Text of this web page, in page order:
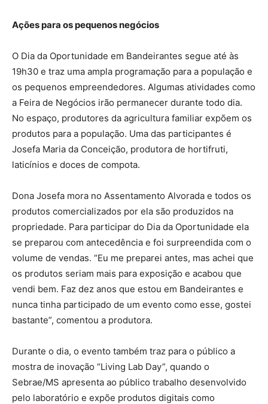
Ações para os pequenos negócios
O Dia da Oportunidade em Bandeirantes segue até às
19h30 e traz uma ampla programação para a população e
os pequenos empreendedores. Algumas atividades como
a Feira de Negócios irão permanecer durante todo dia.
No espaço, produtores da agricultura familiar expõem os
produtos para a população. Uma das participantes é
Josefa Maria da Conceição, produtora de hortifruti,
laticínios e doces de compota.
Dona Josefa mora no Assentamento Alvorada e todos os
produtos comercializados por ela são produzidos na
propriedade. Para participar do Dia da Oportunidade ela
se preparou com antecedência e foi surpreendida com o
volume de vendas. “Eu me preparei antes, mas achei que
os produtos seriam mais para exposição e acabou que
vendi bem. Faz dez anos que estou em Bandeirantes e
nunca tinha participado de um evento como esse, gostei
bastante”, comentou a produtora.
Durante o dia, o evento também traz para o público a
mostra de inovação “Living Lab Day”, quando o
Sebrae/MS apresenta ao público trabalho desenvolvido
pelo laboratório e expõe produtos digitais como